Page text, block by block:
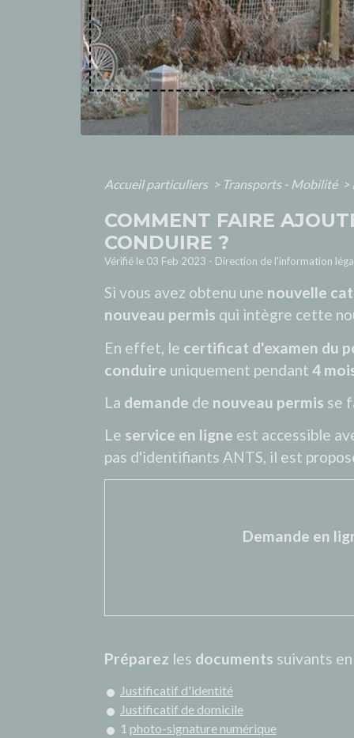
Accueil particuliers > Transports - Mobilité >
COMMENT FAIRE
CONDUIRE ?
Vérifié le 03 Feb 2023 - Direction de l'information
Si vous avez obtenu une nouvelle
nouveau permis qui intègre cette
En effet, le certificat d'examen du
conduire uniquement pendant 4
La demande de nouveau permis se
Le service en ligne est accessible
pas d'identifiants ANTS, il est
Demande en
Préparez les documents suivants
Justificatif d'identité
Justificatif de domicile
1 photo-signature numérique